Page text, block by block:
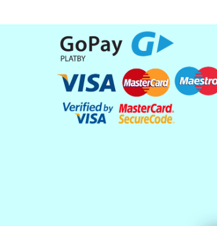
Souhlasím se Zpracováním